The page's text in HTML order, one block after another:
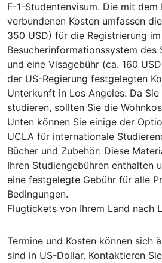
F-1-Studentenvisum. Die mit dem
verbundenen Kosten umfassen
350 USD) für die Registrierung im
Besucherinformationssystem des
und eine Visagebühr (ca. 160
der US-Regierung festgelegten
Unterkunft in Los Angeles: Da
studieren, sollten Sie die
Unten können Sie einige der
UCLA für internationale
Bücher und Zubehör: Diese
Ihren Studiengebühren enthalten
eine festgelegte Gebühr für alle
Bedingungen.
Flugtickets von Ihrem Land nach
Termine und Kosten können sich
sind in US-Dollar. Kontaktieren